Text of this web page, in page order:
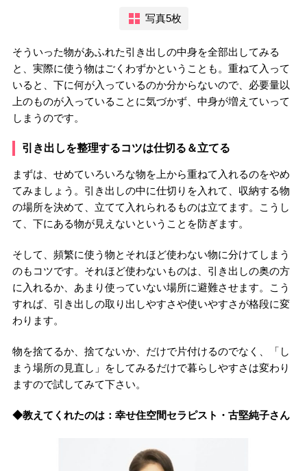
写真5枚
そういった物があふれた引き出しの中身を全部出してみる
と、実際に使う物はごくわずかということも。重ねて入って
いると、下に何が入っているのか分からないので、必要量以
上のものが入っていることに気づかず、中身が増えていって
しまうのです。
引き出しを整理するコツは仕切る＆立てる
まずは、せめていろいろな物を上から重ねて入れるのをやめ
てみましょう。引き出しの中に仕切りを入れて、収納する物
の場所を決めて、立てて入れられるものは立てます。こうし
て、下にある物が見えないということを防ぎます。
そして、頻繁に使う物とそれほど使わない物に分けてしまう
のもコツです。それほど使わないものは、引き出しの奥の方
に入れるか、あまり使っていない場所に避難させます。こう
すれば、引き出しの取り出しやすさや使いやすさが格段に変
わります。
物を捨てるか、捨てないか、だけで片付けるのでなく、「し
まう場所の見直し」をしてみるだけで暮らしやすさは変わり
ますので試してみて下さい。
◆教えてくれたのは：幸せ住空間セラピスト・古堅純子さん